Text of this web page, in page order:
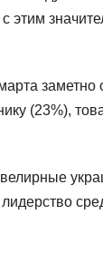
(23%),